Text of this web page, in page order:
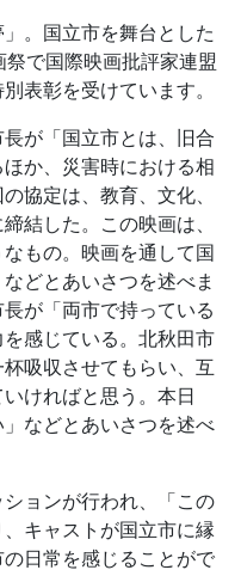
。国立市を舞台とした
で国際映画批評家連盟
表彰を受けています。
が「国立市とは、旧合
か、災害時における相
協定は、教育、文化、
結した。この映画は、
もの。映画を通して国
どとあいさつを述べま
が「両市で持っている
感じている。北秋田市
吸収させてもらい、互
ければと思う。本日
などとあいさつを述べ
ョンが行われ、「この
キャストが国立市に縁
日常を感じることがで